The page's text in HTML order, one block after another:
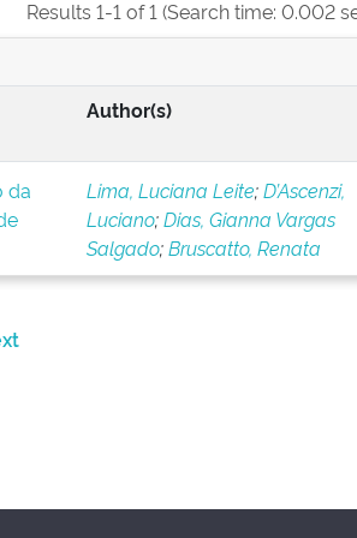
Results 1-1 of 1 (Search time: 0.002
Author(s)
da
Lima, Luciana Leite;D’Ascenzi,
Luciano;Dias, Gianna Vargas
Salgado;Bruscatto, Renata